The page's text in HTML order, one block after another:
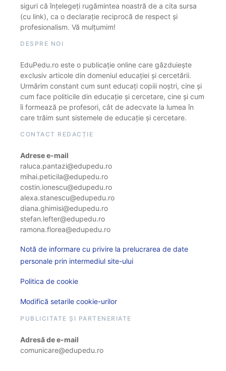
siguri că înțelegeți rugămintea noastră de a cita sursa
(cu link), ca o declarație reciprocă de respect și
profesionalism. Vă mulțumim!
DESPRE NOI
EduPedu.ro este o publicație online care găzduiește
exclusiv articole din domeniul educației și cercetării.
Urmărim constant cum sunt educați copiii noștri, cine și
cum face politicile din educație și cercetare, cine și cum
îi formează pe profesori, cât de adecvate la lumea în
care trăim sunt sistemele de educație și cercetare.
CONTACT REDACȚIE
Adrese e-mail
raluca.pantazi@edupedu.ro
mihai.peticila@edupedu.ro
costin.ionescu@edupedu.ro
alexa.stanescu@edupedu.ro
diana.ghimisi@edupedu.ro
stefan.lefter@edupedu.ro
ramona.florea@edupedu.ro
Notă de informare cu privire la prelucrarea de date
personale prin intermediul site-ului
Politica de cookie
Modifică setarile cookie-urilor
PUBLICITATE ȘI PARTENERIATE
Adresă de e-mail
comunicare@edupedu.ro